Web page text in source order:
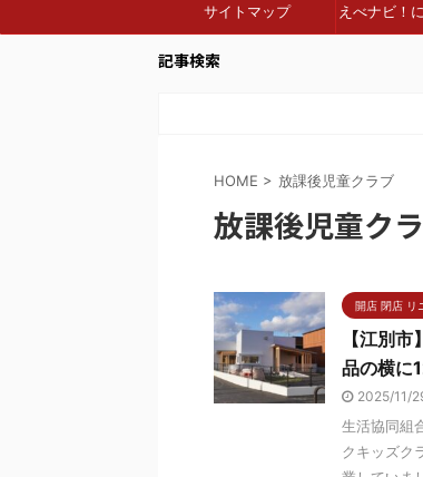
サイトマップ えべナビ！
記事検索
HOME > 放課後児童クラブ
放課後児童ク
開店 閉店 リ
【江別
品の横に
2025/11/
生活協同組
クキッズク